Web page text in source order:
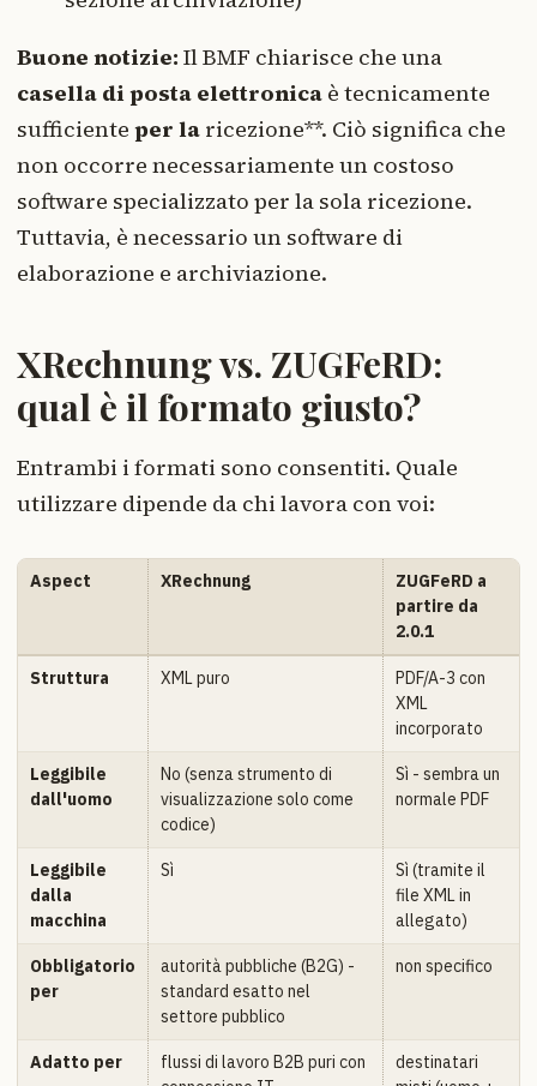
Buone notizie: Il BMF chiarisce che una
casella di posta elettronica è tecnicamente
sufficiente per la ricezione**. Ciò significa che
non occorre necessariamente un costoso
software specializzato per la sola ricezione.
Tuttavia, è necessario un software di
elaborazione e archiviazione.
XRechnung vs. ZUGFeRD:
qual è il formato giusto?
Entrambi i formati sono consentiti. Quale
utilizzare dipende da chi lavora con voi:
Aspect XRechnung
ZUGFeRD a
partire da
2.0.1
Struttura XML puro
PDF/A-3 con
XML
incorporato
Leggibile
dall'uomo
No (senza strumento di
visualizzazione solo come
codice)
Sì - sembra un
normale PDF
Leggibile
dalla
macchina
Sì
Sì (tramite il
file XML in
allegato)
Obbligatorio
per
autorità pubbliche (B2G) -
standard esatto nel
settore pubblico
non specifico
Adatto per
flussi di lavoro B2B puri con
destinatari